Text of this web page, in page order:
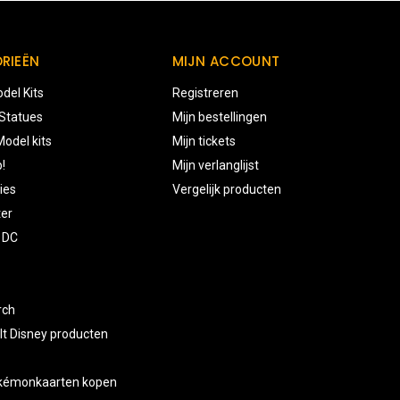
Kits
kits
Disney producten
kopen
MIJN ACCOUNT
Registreren
Mijn bestellingen
Mijn tickets
Mijn verlanglijst
Vergelijk producten